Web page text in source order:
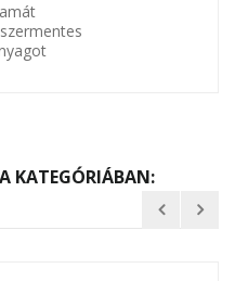
KATEGÓRIÁBAN: